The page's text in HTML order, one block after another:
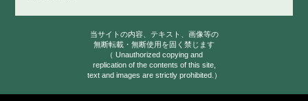
当サイトの内容、テキスト、画像等の
無断転載・無断使用を固く禁じます
（ Unauthorized copying and
replication of the contents of this site,
text and images are strictly prohibited.）